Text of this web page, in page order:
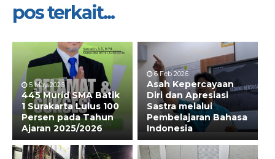
pos terkait...
5 May 2026
445 Murid SMA Batik
1 Surakarta Lulus 100
Persen pada Tahun
Ajaran 2025/2026
6 Feb 2026
Asah Kepercayaan
Diri dan Apresiasi
Sastra melalui
Pembelajaran Bahasa
Indonesia